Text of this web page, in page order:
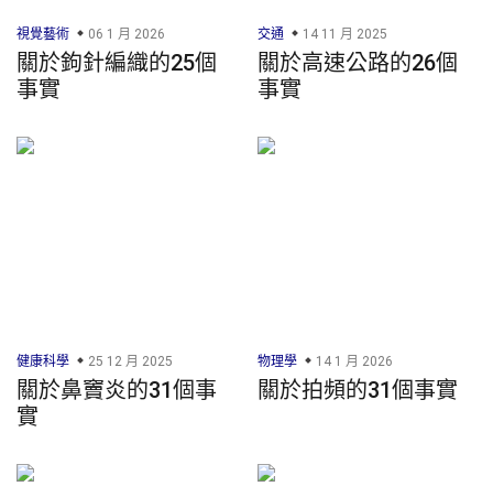
視覺藝術 06 1 月 2026
關於鉤針編織的25個
事實
交通 14 11 月 2025
關於高速公路的26個
事實
健康科學 25 12 月 2025
關於鼻竇炎的31個事
實
物理學 14 1 月 2026
關於拍頻的31個事實